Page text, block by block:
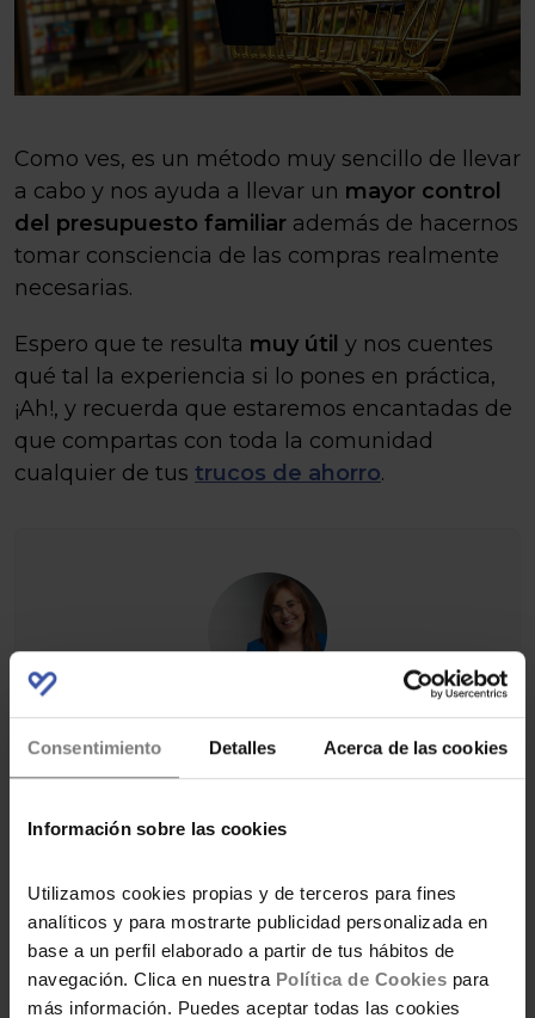
Consentimiento Detalles Acerca de las cookies
Información sobre las cookies
Utilizamos cookies propias y de terceros para fines
analíticos y para mostrarte publicidad personalizada en
base a un perfil elaborado a partir de tus hábitos de
navegación. Clica en nuestra Política de Cookies para
más información. Puedes aceptar todas las cookies
Como ves, es un método muy sencillo de llevar
a cabo y nos ayuda a llevar un mayor control
del presupuesto familiar además de hacernos
tomar consciencia de las compras realmente
necesarias.
Espero que te resulta muy útil y nos cuentes
qué tal la experiencia si lo pones en práctica,
¡Ah!, y recuerda que estaremos encantadas de
que compartas con toda la comunidad
cualquier de tus trucos de ahorro.
Autora, inversora, fundadora de
Ahorradoras y Club de inversoras.
colaboradora en TVE. Ha aparecido en
mujeres a tomar el control de su
dinero.